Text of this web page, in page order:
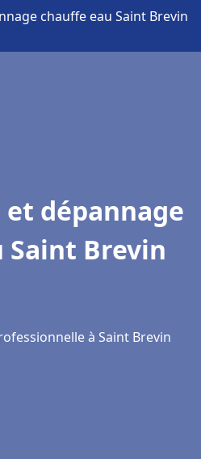
chauffe eau Saint Brevin
dépannage
Saint Brevin
à Saint Brevin